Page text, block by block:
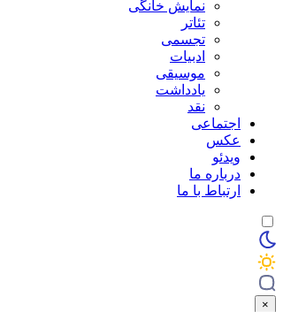
نمایش خانگی
تئاتر
تجسمی
ادبیات
موسیقی
یادداشت
نقد
اجتماعی
عکس
ویدئو
درباره ما
ارتباط با ما
×